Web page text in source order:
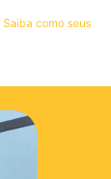
Saiba como seus